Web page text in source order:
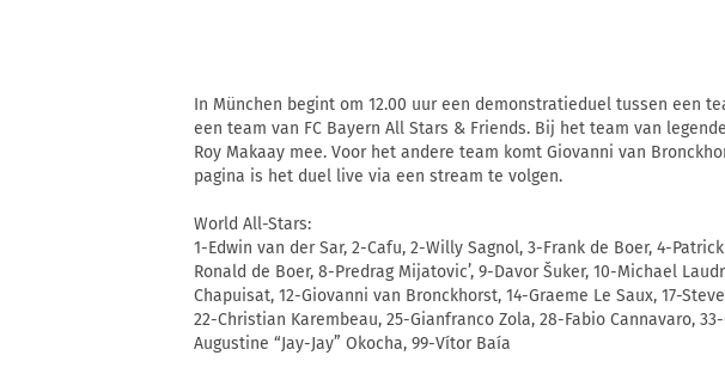
In München begint om 12.00 uur een demonstratieduel tussen een
een team van FC Bayern All Stars & Friends. Bij het team van
Roy Makaay mee. Voor het andere team komt Giovanni van
pagina is het duel live via een stream te volgen.
World All-Stars:
1-Edwin van der Sar, 2-Cafu, 2-Willy Sagnol, 3-Frank de Boer, 4-
Ronald de Boer, 8-Predrag Mijatovic’, 9-Davor Šuker, 10-Michael
Chapuisat, 12-Giovanni van Bronckhorst, 14-Graeme Le Saux, 17-
22-Christian Karembeau, 25-Gianfranco Zola, 28-Fabio Cannavaro,
Augustine “Jay-Jay” Okocha, 99-Vítor Baía